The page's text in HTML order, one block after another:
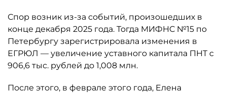
Спор возник из-за событий, произошедших в
конце декабря 2025 года. Тогда МИФНС №15 по
Петербургу зарегистрировала изменения в
ЕГРЮЛ — увеличение уставного капитала ПНТ с
906,6 тыс. рублей до 1,008 млн.
После этого, в феврале этого года, Елена